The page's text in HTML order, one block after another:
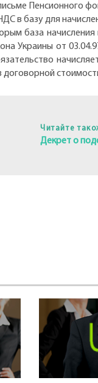
Пенсионного
в базу для
база
Украины от
договорной
Читайте
Декрет о